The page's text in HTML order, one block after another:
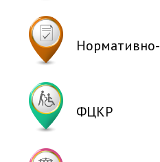
Нормативно-
ФЦКР